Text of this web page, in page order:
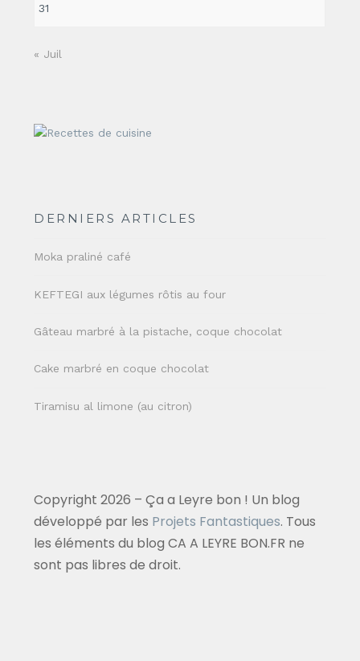
31
« Juil
DERNIERS ARTICLES
Moka praliné café
KEFTEGI aux légumes rôtis au four
Gâteau marbré à la pistache, coque chocolat
Cake marbré en coque chocolat
Tiramisu al limone (au citron)
Copyright 2026 – Ça a Leyre bon ! Un blog
développé par les Projets Fantastiques. Tous
les éléments du blog CA A LEYRE BON.FR ne
sont pas libres de droit.